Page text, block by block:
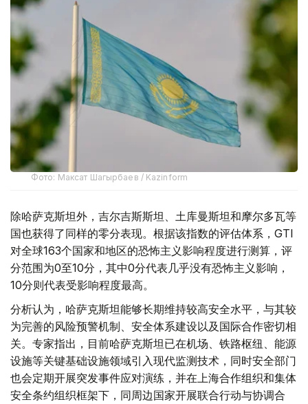
Фото: Максат Шагырбаев / Kazinform
除哈萨克斯坦外，吉尔吉斯斯坦、土库曼斯坦和摩尔多瓦等
国也获得了同样的零分表现。根据该指数的评估体系，GTI
对全球163个国家和地区的恐怖主义影响程度进行测算，评
分范围为0至10分，其中0分代表几乎没有恐怖主义影响，
10分则代表受影响程度最高。
分析认为，哈萨克斯坦能够长期维持较高安全水平，与其较
为完善的风险预警机制、安全体系建设以及国际合作密切相
关。专家指出，目前哈萨克斯坦已在机场、铁路枢纽、能源
设施等关键基础设施领域引入现代监测技术，同时安全部门
也会定期开展突发事件应对演练，并在上海合作组织和集体
安全条约组织框架下，同周边国家开展联合行动与协调合